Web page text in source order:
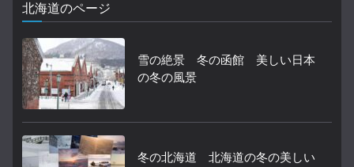
北海道のページ
雪の絶景 冬の函館 美しい日本
の冬の風景
冬の北海道 北海道の冬の美しい